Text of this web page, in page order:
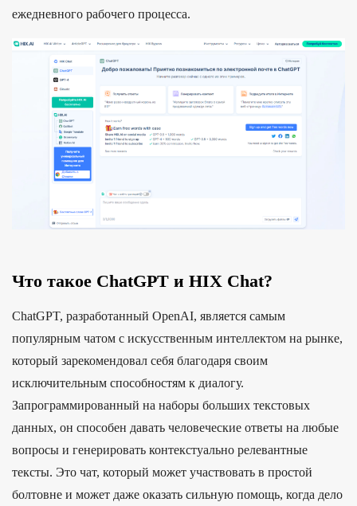
ежедневного рабочего процесса.
Что такое ChatGPT и HIX Chat?
ChatGPT, разработанный OpenAI, является самым
популярным чатом с искусственным интеллектом на рынке,
который зарекомендовал себя благодаря своим
исключительным способностям к диалогу.
Запрограммированный на наборы больших текстовых
данных, он способен давать человеческие ответы на любые
вопросы и генерировать контекстуально релевантные
тексты. Это чат, который может участвовать в простой
болтовне и может даже оказать сильную помощь, когда дело